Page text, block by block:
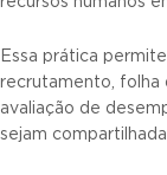
Essa prática
recrutamento, folha
avaliação de
sejam